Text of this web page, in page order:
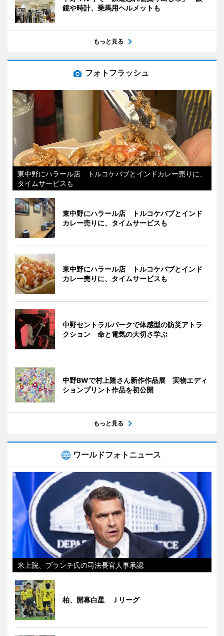
鏡や時計、乗馬用ヘルメットも
もっと見る
フォトフラッシュ
東中野にハラール店 トルコケバブとインドカレー売りに、
タイムサービスも
東中野にハラール店 トルコケバブとインド
カレー売りに、タイムサービスも
東中野にハラール店 トルコケバブとインド
カレー売りに、タイムサービスも
中野セントラルパークで体感型の防災アトラ
クション 命と電気の大切さ学ぶ
中野BWで村上隆さん新作作品展 実物エディ
ションプリント作品を初公開
もっと見る
ワールドフォトニュース
米上院、ブランチ氏の司法長官人事承認
柏、開幕白星 Ｊリーグ